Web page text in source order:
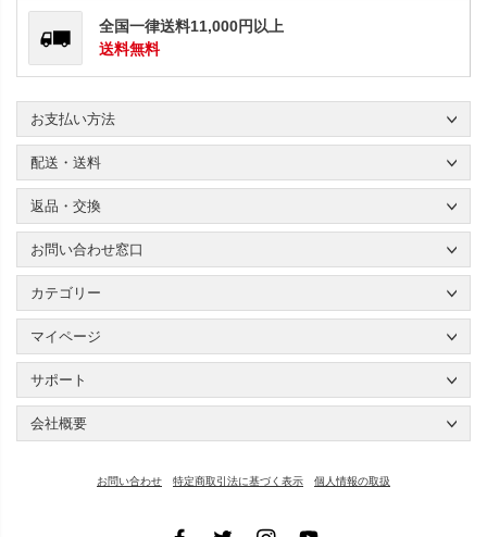
全国一律送料11,000円以上
送料無料
お支払い方法
配送・送料
返品・交換
お問い合わせ窓口
カテゴリー
マイページ
サポート
会社概要
お問い合わせ 特定商取引法に基づく表示 個人情報の取扱